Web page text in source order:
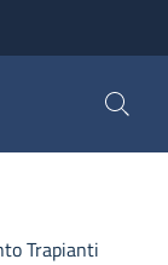
Trapianti